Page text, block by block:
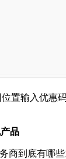
置输入优惠
品
商到底有哪